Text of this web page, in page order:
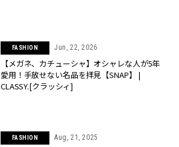
FASHION Jun, 22, 2026
【メガネ、カチューシャ】オシャレな人が5年
愛用！手放せない名品を拝見【SNAP】 |
CLASSY.[クラッシィ]
FASHION Aug, 21, 2025